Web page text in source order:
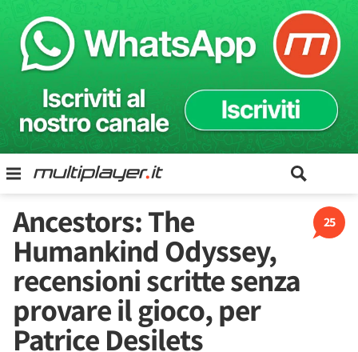
25
Ancestors: The
Humankind Odyssey,
recensioni scritte senza
provare il gioco, per
Patrice Desilets